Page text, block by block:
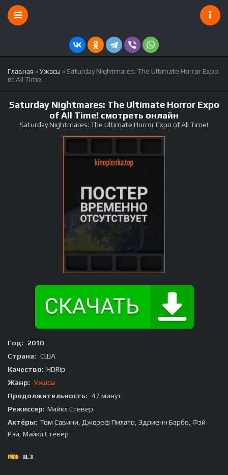
Главная »Ужасы » Saturday Nightmares: The Ultimate Horror Expo
of All Time!
Saturday Nightmares: The Ultimate Horror Expo
of All Time! смотреть онлайн
Saturday Nightmares: The Ultimate Horror Expo of All Time!
Год:
2010
Страна: США
Качество: HDRip
Жанр: Ужасы
Продолжительность: 47 минут
Режиссер: Майкл Стевер
Актёры: Том Савини, Джозеф Пилато, Эдриенн Барбо, Фэй
Рэй, Майкл Стевер
8.3